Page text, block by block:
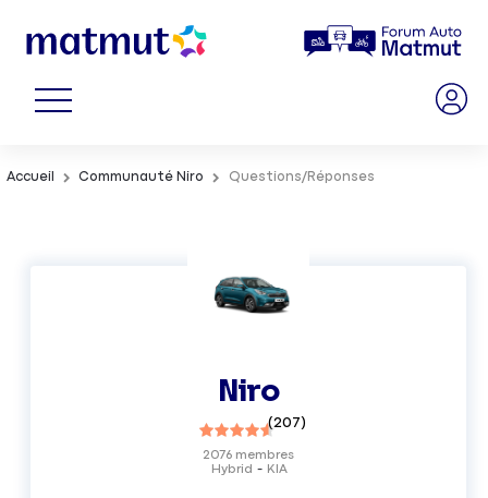
Accueil Communauté Niro Questions/Réponses
Niro
(207)
Hybrid KIA
2076 membres